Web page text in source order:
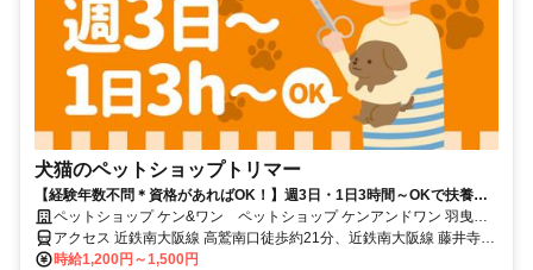
犬猫のペットショップトリマー
【経験年数不問＊資格があればOK！】週3日・1日3時間～OKで扶養内
やWワークOK◆
ペットショップ ケン&ワン ペットショップ ケンアンドワン 羽曳野
伊賀店
アクセス 近鉄南大阪線 高鷲南口徒歩約21分、近鉄南大阪線 藤井寺徒
歩約26分、近鉄南大阪線 恵我ノ荘出入口2徒歩約29分 高鷲駅より徒
時給1,200円～1,500円